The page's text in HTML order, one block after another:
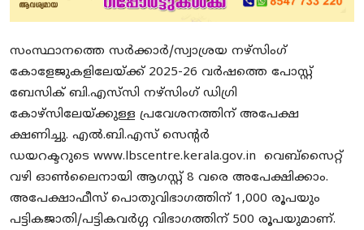
Education
Entertainment
Health
Obituary
Sports
Travel & Tourism
സംസ്ഥാനത്തെ സർക്കാർ/സ്വാശ്രയ നഴ്‌സിംഗ്
കോളേജുകളിലേയ്ക്ക് 2025-26 വർഷത്തെ പോസ്റ്റ്
ബേസിക് ബി.എസ്‌സി നഴ്‌സിംഗ് ഡിഗ്രി
കോഴ്‌സിലേയ്ക്കുള്ള പ്രവേശനത്തിന് അപേക്ഷ
ക്ഷണിച്ചു. എൽ.ബി.എസ് സെന്റർ
ഡയറക്ടറുടെ www.lbscentre.kerala.gov.in വെബ്‌സൈറ്റ്
വഴി ഓൺലൈനായി ആഗസ്റ്റ് 8 വരെ അപേക്ഷിക്കാം.
അപേക്ഷാഫീസ് പൊതുവിഭാഗത്തിന് 1,000 രൂപയും
പട്ടികജാതി/പട്ടികവർഗ്ഗ വിഭാഗത്തിന് 500 രൂപയുമാണ്.